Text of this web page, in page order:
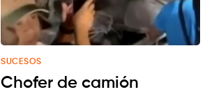
SUCESOS
Chofer de camión